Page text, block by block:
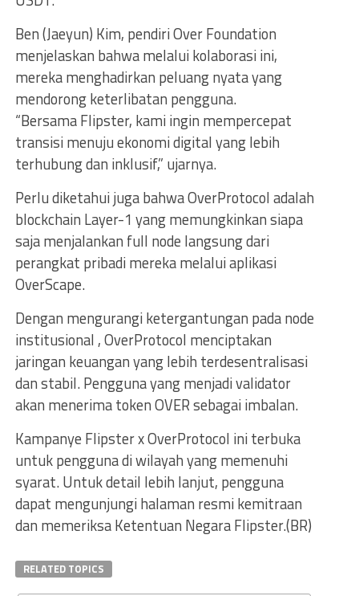
Ben (Jaeyun) Kim, pendiri Over Foundation
menjelaskan bahwa melalui kolaborasi ini,
mereka menghadirkan peluang nyata yang
mendorong keterlibatan pengguna.
“Bersama Flipster, kami ingin mempercepat
transisi menuju ekonomi digital yang lebih
terhubung dan inklusif,” ujarnya.
Perlu diketahui juga bahwa OverProtocol adalah
blockchain Layer-1 yang memungkinkan siapa
saja menjalankan full node langsung dari
perangkat pribadi mereka melalui aplikasi
OverScape.
Dengan mengurangi ketergantungan pada node
institusional , OverProtocol menciptakan
jaringan keuangan yang lebih terdesentralisasi
dan stabil. Pengguna yang menjadi validator
akan menerima token OVER sebagai imbalan.
Kampanye Flipster x OverProtocol ini terbuka
untuk pengguna di wilayah yang memenuhi
syarat. Untuk detail lebih lanjut, pengguna
dapat mengunjungi halaman resmi kemitraan
dan memeriksa Ketentuan Negara Flipster.(BR)
RELATED TOPICS